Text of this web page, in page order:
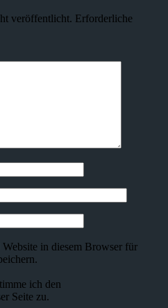
veröffentlicht. Erforderliche
in diesem Browser für
ich den
Seite zu.